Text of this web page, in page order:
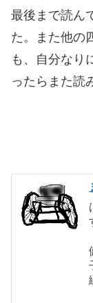
最後まで読ん
た。また他の
も、自分なり
ったらまた読